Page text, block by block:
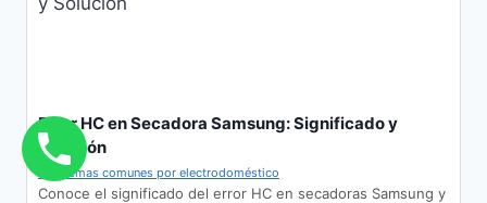
Error HC en Secadora Samsung: Significado y
Solución
Problemas comunes por electrodoméstico
Conoce el significado del error HC en secadoras Samsung y